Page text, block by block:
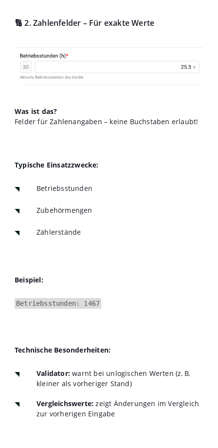
🔢 2. Zahlenfelder – Für exakte Werte
Was ist das?
Felder für Zahlenangaben – keine Buchstaben erlaubt!
Typische Einsatzzwecke:
Betriebsstunden
Zubehörmengen
Zählerstände
Beispiel:
Betriebsstunden: 1467
Technische Besonderheiten:
Validator: warnt bei unlogischen Werten (z. B.
kleiner als vorheriger Stand)
Vergleichswerte: zeigt Änderungen im Vergleich
zur vorherigen Eingabe